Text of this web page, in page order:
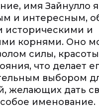
имя Зайнулло
и интересным,
историческими и
корнями. Оно
силы,
что делает
выбором
желающих дать
именование.